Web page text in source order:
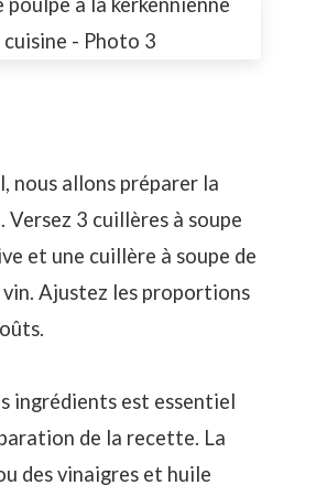
nous allons préparer la
3 cuillères à soupe
et une cuillère à soupe de
Ajustez les proportions
ingrédients est essentiel
de la recette. La
des vinaigres et huile